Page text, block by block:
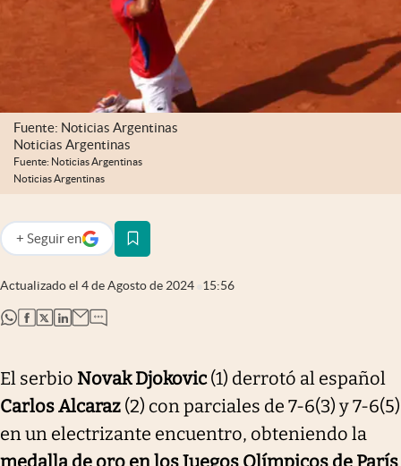
abre en nueva pestaña
Argentina
Fuente: Noticias Argentinas
Noticias Argentinas
Fuente: Noticias Argentinas
Noticias Argentinas
Actualizado el 4 de Agosto de 2024 15:56
+ Seguir en
abre en nueva pestaña
abre en nueva pestaña
abre en nueva pestaña
abre en nueva pestaña
abre en nueva pestaña
El serbio Novak Djokovic(1) derrotó al español
Carlos Alcaraz (2) con parciales de 7-6(3) y 7-6(5)
en un electrizante encuentro, obteniendo la
medalla de oro en los Juegos Olímpicos de París